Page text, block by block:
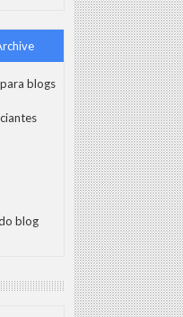
blogs
blog